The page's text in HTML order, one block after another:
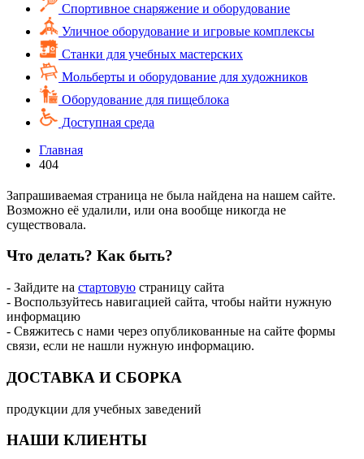
Спортивное снаряжение и оборудование
Уличное оборудование и игровые комплексы
Cтанки для учебных мастерских
Мольберты и оборудование для художников
Оборудование для пищеблока
Доступная среда
Главная
404
Запрашиваемая страница не была найдена на нашем сайте.
Возможно её удалили, или она вообще никогда не
существовала.
Что делать? Как быть?
- Зайдите на стартовую страницу сайта
- Воспользуйтесь навигацией сайта, чтобы найти нужную
информацию
- Свяжитесь с нами через опубликованные на сайте формы
связи, если не нашли нужную информацию.
ДОСТАВКА И СБОРКА
продукции для учебных заведений
НАШИ КЛИЕНТЫ